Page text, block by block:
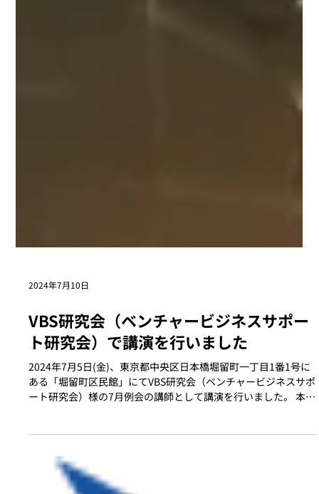
VBS研究会（ベンチャービジネスサポー
ト研究会）で講演を行いました